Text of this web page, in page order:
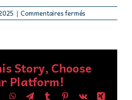
| Commentaires ferméssur
Anne-
Story, Choose
Platform!
WhatsApp
TelegramTumblr Pinterest
Vk
Xing